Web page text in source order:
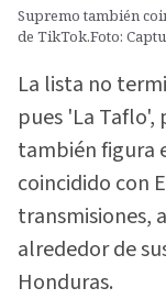
Supremo también
de TikTok.Foto:
La lista no
pues 'La
también figura
coincidido con
transmisiones,
alrededor de
Honduras.